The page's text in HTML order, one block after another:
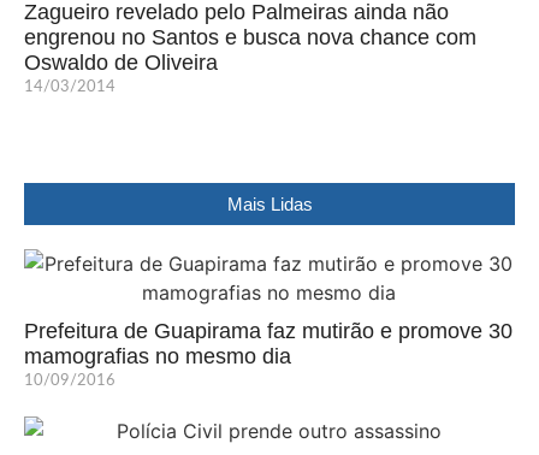
Zagueiro revelado pelo Palmeiras ainda não
engrenou no Santos e busca nova chance com
Oswaldo de Oliveira
14/03/2014
Mais Lidas
Prefeitura de Guapirama faz mutirão e promove 30
mamografias no mesmo dia
10/09/2016